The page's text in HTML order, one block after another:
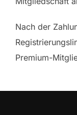
Nach der
Premium-